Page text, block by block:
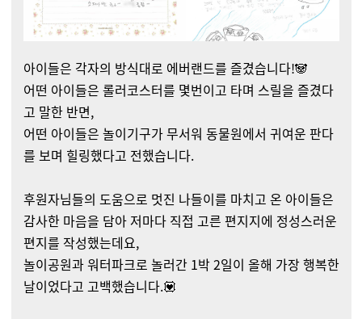
아이들은 각자의 방식대로 에버랜드를 즐겼습니다!🐼
어떤 아이들은 롤러코스터를 몇번이고 타며 스릴을 즐겼다
고 말한 반면,
어떤 아이들은 놀이기구가 무서워 동물원에서 귀여운 판다
를 보며 힐링했다고 전했습니다.
후원자님들의 도움으로 멋진 나들이를 마치고 온 아이들은
감사한 마음을 담아 저마다 직접 고른 편지지에 정성스러운
편지를 작성했는데요,
놀이공원과 워터파크로 놀러간 1박 2일이 올해 가장 행복한
날이었다고 고백했습니다.💟